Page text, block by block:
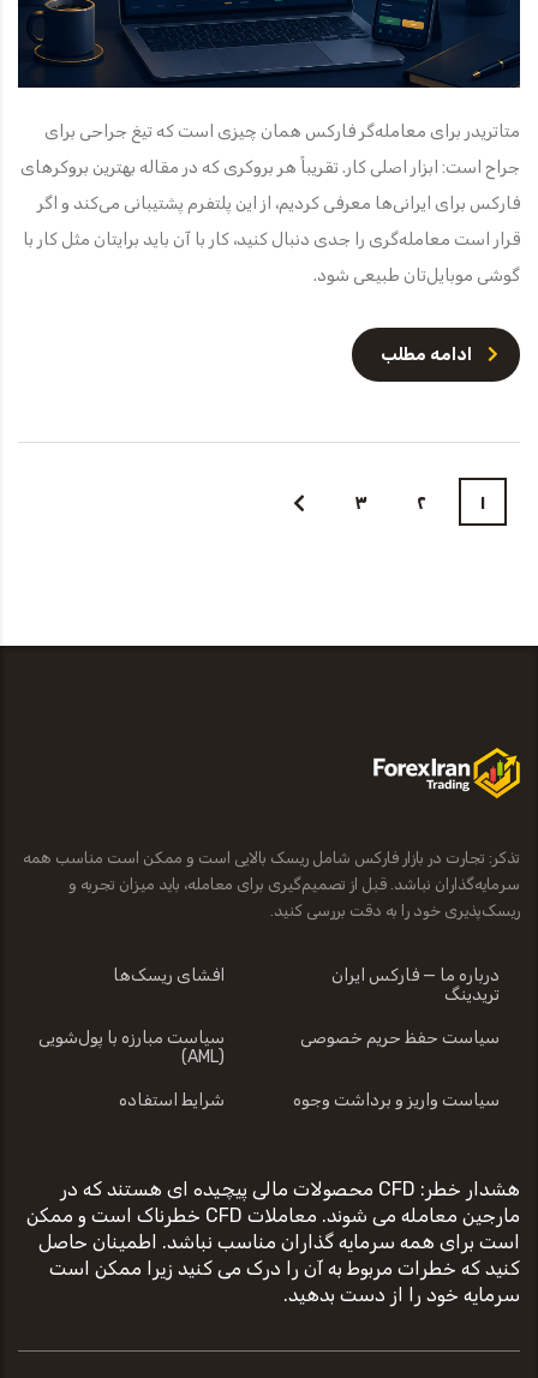
متاتریدر برای معامله‌گر فارکس همان چیزی است که تیغ جراحی برای
جراح است: ابزار اصلی کار. تقریباً هر بروکری که در مقاله بهترین بروکرهای
فارکس برای ایرانی‌ها معرفی کردیم، از این پلتفرم پشتیبانی می‌کند و اگر
قرار است معامله‌گری را جدی دنبال کنید، کار با آن باید برایتان مثل کار با
گوشی موبایل‌تان طبیعی شود.
ادامه مطلب
۱ ۲ ۳
تذکر: تجارت در بازار فارکس شامل ریسک بالایی است و ممکن است مناسب همه
سرمایه‌گذاران نباشد. قبل از تصمیم‌گیری برای معامله، باید میزان تجربه و
ریسک‌پذیری خود را به دقت بررسی کنید.
درباره ما — فارکس ایران
تریدینگ
افشای ریسک‌ها
سیاست حفظ حریم خصوصی
سیاست مبارزه با پول‌شویی
(AML)
سیاست واریز و برداشت وجوه شرایط استفاده
هشدار خطر: CFD محصولات مالی پیچیده ای هستند که در
مارجین معامله می شوند. معاملات CFD خطرناک است و ممکن
است برای همه سرمایه گذاران مناسب نباشد. اطمینان حاصل
کنید که خطرات مربوط به آن را درک می کنید زیرا ممکن است
سرمایه خود را از دست بدهید.